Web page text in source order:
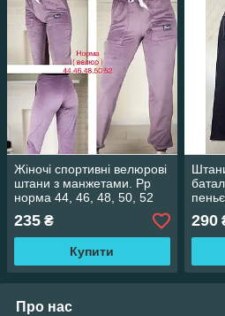
Жіночі спортивні велюрові
штани з манжетами. Рр
норма 44, 46, 48, 50, 52
Україна. Колір вказуйте в
замовленні
235 ₴
Купити
56-64
290
Про нас